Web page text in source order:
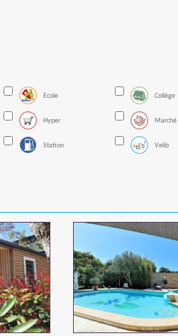
Ecole Collège
Hyper Marché
Station Velib